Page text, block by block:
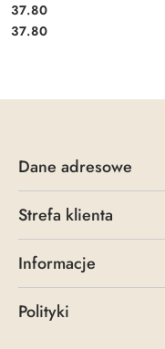
Cena:
37.80
Cena:
37.80
Dane adresowe
Strefa klienta
Informacje
Polityki